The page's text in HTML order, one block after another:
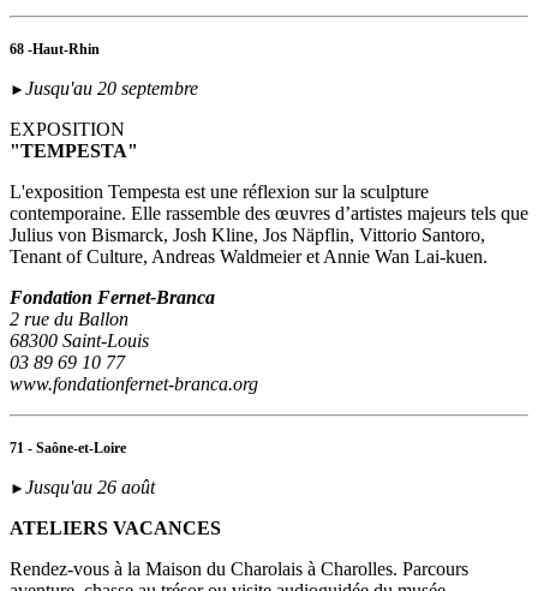
68 -Haut-Rhin
► Jusqu'au 20 septembre
EXPOSITION
"TEMPESTA"
L'exposition Tempesta est une réflexion sur la sculpture
contemporaine. Elle rassemble des œuvres d’artistes majeurs tels que
Julius von Bismarck, Josh Kline, Jos Näpflin, Vittorio Santoro,
Tenant of Culture, Andreas Waldmeier et Annie Wan Lai-kuen.
Fondation Fernet-Branca
2 rue du Ballon
68300 Saint-Louis
03 89 69 10 77
www.fondationfernet-branca.org
71 - Saône-et-Loire
► Jusqu'au 26 août
ATELIERS VACANCES
Rendez-vous à la Maison du Charolais à Charolles. Parcours